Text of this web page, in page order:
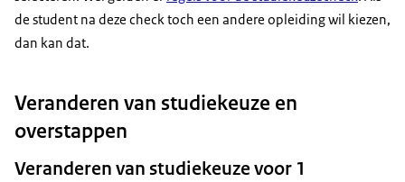
de student na deze check toch een andere opleiding wil kiezen,
dan kan dat.
Veranderen van studiekeuze en
overstappen
Veranderen van studiekeuze voor 1